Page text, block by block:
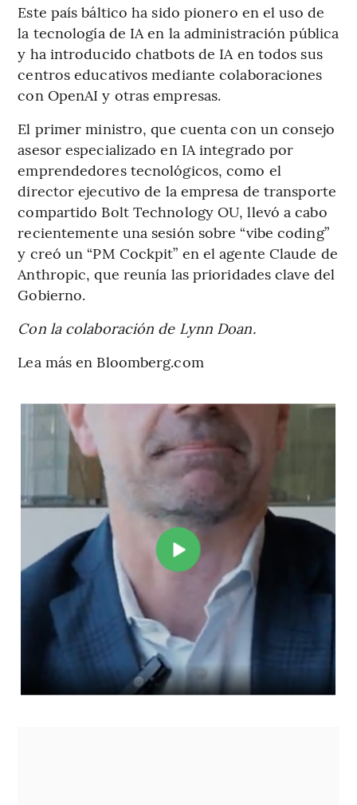
Este país báltico ha sido pionero en el uso de
la tecnología de IA en la administración pública
y ha introducido chatbots de IA en todos sus
centros educativos mediante colaboraciones
con OpenAI y otras empresas.
El primer ministro, que cuenta con un consejo
asesor especializado en IA integrado por
emprendedores tecnológicos, como el
director ejecutivo de la empresa de transporte
compartido Bolt Technology OU, llevó a cabo
recientemente una sesión sobre “vibe coding”
y creó un “PM Cockpit” en el agente Claude de
Anthropic, que reunía las prioridades clave del
Gobierno.
Con la colaboración de Lynn Doan.
Lea más en Bloomberg.com